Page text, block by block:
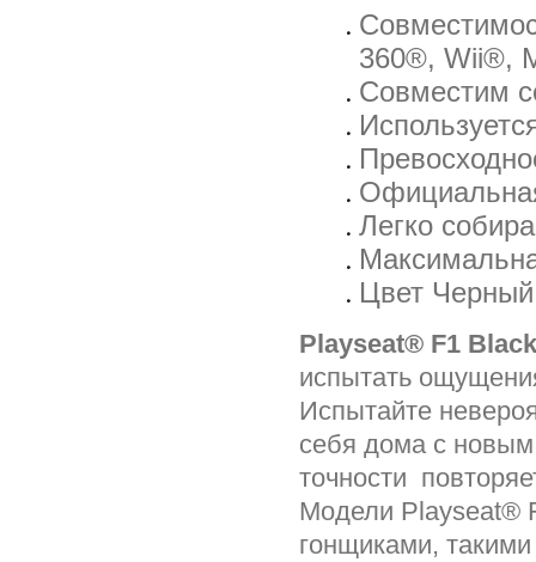
360®, Wii®,
Совместим
Легко
Цвет Черный
Playseat® F1
испытать
Испытайте
себя дома с
точности
Модели Playseat®
гонщиками,